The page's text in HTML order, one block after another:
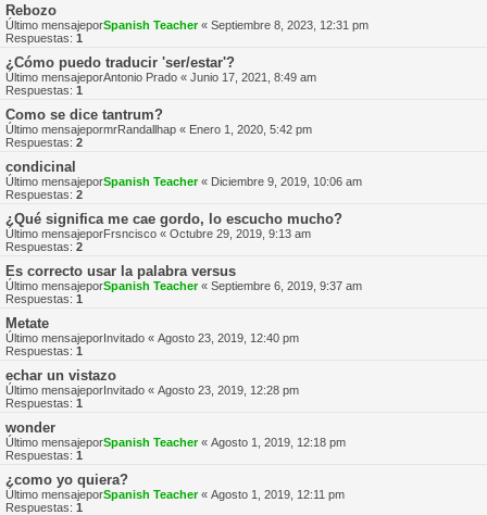
Rebozo
Último mensajeporSpanish Teacher« Septiembre 8, 2023, 12:31 pm
Respuestas: 1
¿Cómo puedo traducir 'ser/estar'?
Último mensajeporAntonio Prado « Junio 17, 2021, 8:49 am
Respuestas: 1
Como se dice tantrum?
Último mensajepormrRandallhap « Enero 1, 2020, 5:42 pm
Respuestas: 2
condicinal
Último mensajeporSpanish Teacher« Diciembre 9, 2019, 10:06 am
Respuestas: 2
¿Qué significa me cae gordo, lo escucho mucho?
Último mensajeporFrsncisco « Octubre 29, 2019, 9:13 am
Respuestas: 2
Es correcto usar la palabra versus
Último mensajeporSpanish Teacher« Septiembre 6, 2019, 9:37 am
Respuestas: 1
Metate
Último mensajeporInvitado « Agosto 23, 2019, 12:40 pm
Respuestas: 1
echar un vistazo
Último mensajeporInvitado « Agosto 23, 2019, 12:28 pm
Respuestas: 1
wonder
Último mensajeporSpanish Teacher« Agosto 1, 2019, 12:18 pm
Respuestas: 1
¿como yo quiera?
Último mensajeporSpanish Teacher« Agosto 1, 2019, 12:11 pm
Respuestas: 1